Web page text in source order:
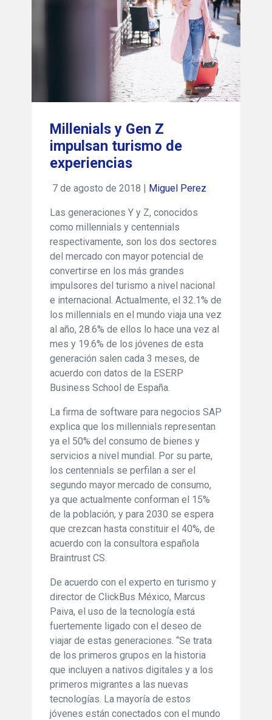
Millenials y Gen Z
impulsan turismo de
experiencias
7 de agosto de 2018 | Miguel Perez
Las generaciones Y y Z, conocidos
como millennials y centennials
respectivamente, son los dos sectores
del mercado con mayor potencial de
convertirse en los más grandes
impulsores del turismo a nivel nacional
e internacional. Actualmente, el 32.1% de
los millennials en el mundo viaja una vez
al año, 28.6% de ellos lo hace una vez al
mes y 19.6% de los jóvenes de esta
generación salen cada 3 meses, de
acuerdo con datos de la ESERP
Business School de España.
La firma de software para negocios SAP
explica que los millennials representan
ya el 50% del consumo de bienes y
servicios a nivel mundial. Por su parte,
los centennials se perfilan a ser el
segundo mayor mercado de consumo,
ya que actualmente conforman el 15%
de la población, y para 2030 se espera
que crezcan hasta constituir el 40%, de
acuerdo con la consultora española
Braintrust CS.
De acuerdo con el experto en turismo y
director de ClickBus México, Marcus
Paiva, el uso de la tecnología está
fuertemente ligado con el deseo de
viajar de estas generaciones. “Se trata
de los primeros grupos en la historia
que incluyen a nativos digitales y a los
primeros migrantes a las nuevas
tecnologías. La mayoría de estos
jóvenes están conectados con el mundo